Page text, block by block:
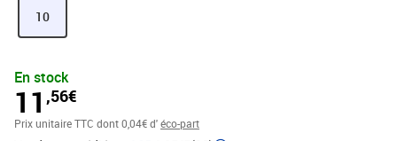
10
En stock
11 ,56€
Prix unitaire TTC dont 0,04€ d'éco-part